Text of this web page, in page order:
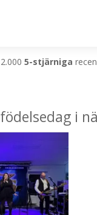
5-stjärniga
i